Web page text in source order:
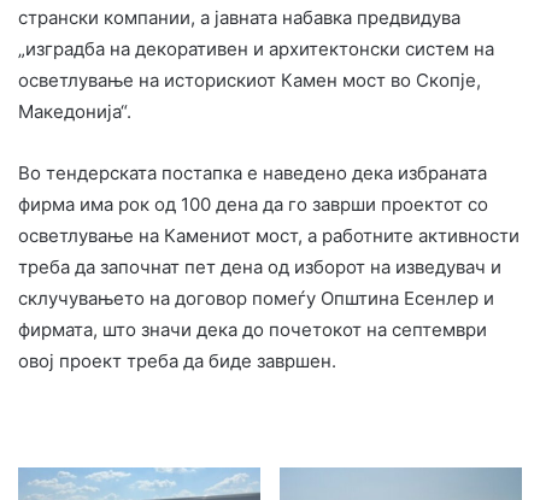
странски компании, а јавната набавка предвидува
„изградба на декоративен и архитектонски систем на
осветлување на историскиот Камен мост во Скопје,
Македонија“.
Во тендерската постапка е наведено дека избраната
фирма има рок од 100 дена да го заврши проектот со
осветлување на Камениот мост, а работните активности
треба да започнат пет дена од изборот на изведувач и
склучувањето на договор помеѓу Општина Есенлер и
фирмата, што значи дека до почетокот на септември
овој проект треба да биде завршен.